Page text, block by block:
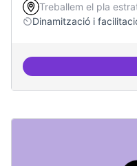
Treballem el pla
Dinamització i